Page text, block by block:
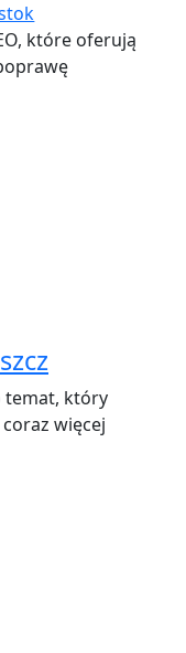
które oferują
temat, który
więcej